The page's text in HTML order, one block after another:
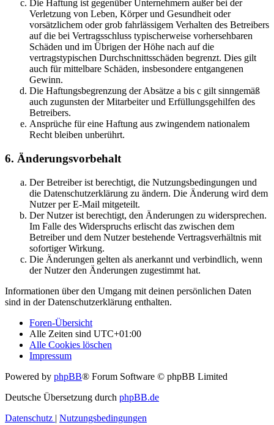
Die Haftung ist gegenüber Unternehmern außer bei der
Verletzung von Leben, Körper und Gesundheit oder
vorsätzlichem oder grob fahrlässigem Verhalten des Betreibers
auf die bei Vertragsschluss typischerweise vorhersehbaren
Schäden und im Übrigen der Höhe nach auf die
vertragstypischen Durchschnittsschäden begrenzt. Dies gilt
auch für mittelbare Schäden, insbesondere entgangenen
Gewinn.
Die Haftungsbegrenzung der Absätze a bis c gilt sinngemäß
auch zugunsten der Mitarbeiter und Erfüllungsgehilfen des
Betreibers.
Ansprüche für eine Haftung aus zwingendem nationalem
Recht bleiben unberührt.
6. Änderungsvorbehalt
Der Betreiber ist berechtigt, die Nutzungsbedingungen und
die Datenschutzerklärung zu ändern. Die Änderung wird dem
Nutzer per E-Mail mitgeteilt.
Der Nutzer ist berechtigt, den Änderungen zu widersprechen.
Im Falle des Widerspruchs erlischt das zwischen dem
Betreiber und dem Nutzer bestehende Vertragsverhältnis mit
sofortiger Wirkung.
Die Änderungen gelten als anerkannt und verbindlich, wenn
der Nutzer den Änderungen zugestimmt hat.
Informationen über den Umgang mit deinen persönlichen Daten
sind in der Datenschutzerklärung enthalten.
Foren-Übersicht
Alle Zeiten sind UTC+01:00
Alle Cookies löschen
Impressum
Powered by phpBB® Forum Software © phpBB Limited
Deutsche Übersetzung durch phpBB.de
Datenschutz | Nutzungsbedingungen